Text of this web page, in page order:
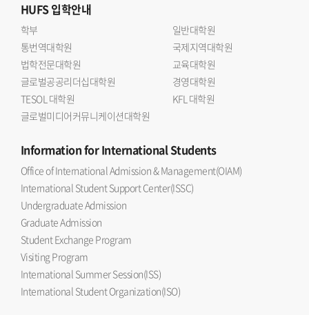
HUFS입학안내
학부
일반대학원
통번역대학원
국제지역대학원
법학전문대학원
교육대학원
글로벌공공리더십대학원
경영대학원
TESOL 대학원
KFL 대학원
글로벌미디어커뮤니케이션대학원
Informationfor International Students
Office of International Admission & Management(OIAM)
International Student Support Center(ISSC)
Undergraduate Admission
Graduate Admission
Student Exchange Program
Visiting Program
International Summer Session(ISS)
International Student Organization(ISO)